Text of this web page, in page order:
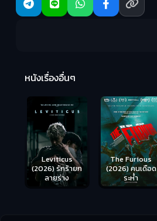
หนังเรื่องอื่นๆ
Leviticus
(2026) รักร้ายก
ลายร่าง
The Furious
(2026) คนเดือด
ระห่ำ